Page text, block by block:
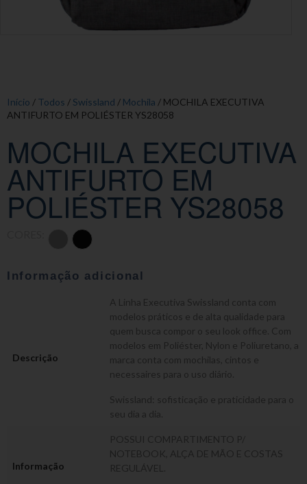
Início / Todos / Swissland / Mochila / MOCHILA EXECUTIVA
ANTIFURTO EM POLIÉSTER YS28058
MOCHILA EXECUTIVA
ANTIFURTO EM
POLIÉSTER YS28058
Informação adicional
Descrição
A Linha Executiva Swissland conta com
modelos práticos e de alta qualidade para
quem busca compor o seu look office. Com
modelos em Poliéster, Nylon e Poliuretano, a
marca conta com mochilas, cintos e
necessaires para o uso diário.
Swissland: sofisticação e praticidade para o
seu dia a dia.
Informação
POSSUI COMPARTIMENTO P/
NOTEBOOK, ALÇA DE MÃO E COSTAS
REGULÁVEL.